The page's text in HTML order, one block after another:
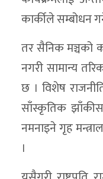
कार्कीले सम्बोधन
तर सैनिक मञ्चको
नगरी सामान्य
छ । विशेष
साँस्कृतिक
नमनाइने गृह
।